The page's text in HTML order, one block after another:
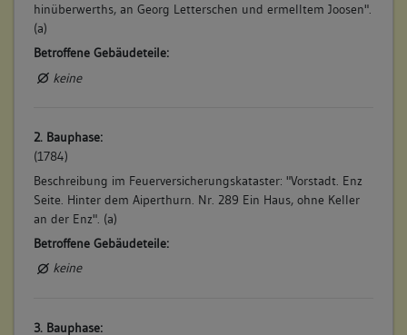
hinüberwerths, an Georg Letterschen und ermelltem Joosen".
(a)
Betroffene Gebäudeteile:
keine
2. Bauphase:
(1784)
Beschreibung im Feuerversicherungskataster: "Vorstadt. Enz
Seite. Hinter dem Aiperthurn. Nr. 289 Ein Haus, ohne Keller
an der Enz". (a)
Betroffene Gebäudeteile:
keine
3. Bauphase: